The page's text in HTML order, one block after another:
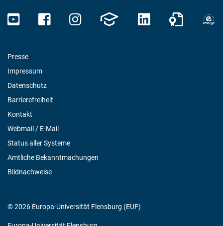
Presse
Impressum
Datenschutz
Barrierefreiheit
Kontakt
Webmail / E-Mail
Status aller Systeme
Amtliche Bekanntmachungen
Bildnachweise
© 2026 Europa-Universität Flensburg (EUF)